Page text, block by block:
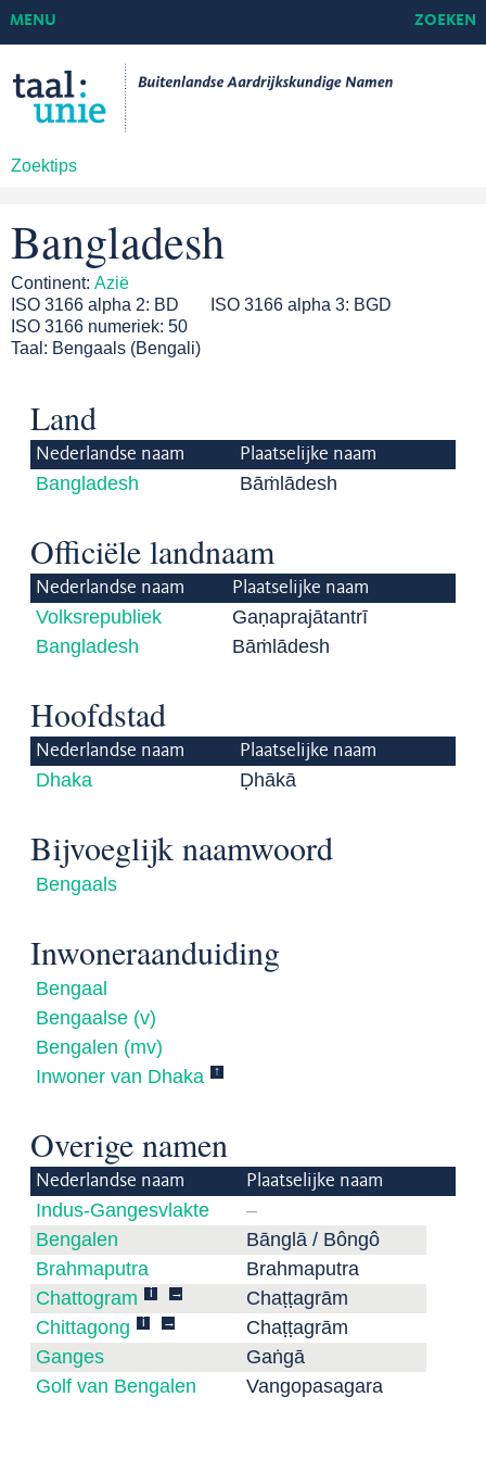
Zoektips
MENU ZOEKEN
Bangladesh
Continent: Azië
ISO 3166 alpha 2: BD ISO 3166 alpha 3: BGD
ISO 3166 numeriek: 50
Taal: Bengaals (Bengali)
Land
Nederlandse naam Plaatselijke naam
Bangladesh Bāṁlādesh
Officiële landnaam
Nederlandse naam Plaatselijke naam
Volksrepubliek
Bangladesh
Gaṇaprajātantrī
Bāṁlādesh
Hoofdstad
Nederlandse naam Plaatselijke naam
Dhaka Ḍhākā
Bijvoeglijk naamwoord
Bengaals
Inwoneraanduiding
Bengaal
Bengaalse (v)
Bengalen (mv)
Inwoner van Dhaka
↑
Overige namen
Nederlandse naam Plaatselijke naam
Indus-Gangesvlakte
–
Bengalen
Bānglā / Bôngô
Brahmaputra
Brahmaputra
Chattogram
i →
Chaṭṭagrām
Chittagong
i →
Chaṭṭagrām
Ganges
Gaṅgā
Golf van Bengalen
Vangopasagara